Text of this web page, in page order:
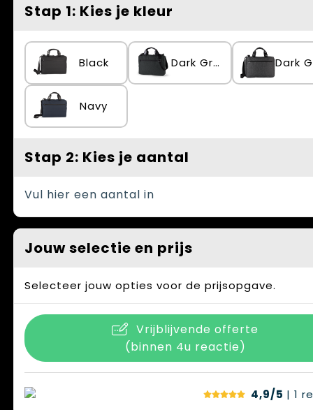
Veiligheid, Auto en Fiets
Waterflesjes
Stap 1: Kies je kleur
Black Dark Grey
Navy
Stap 2: Kies je aantal
Vul hier een aantal in
Jouw selectie en prijs
Selecteer jouw opties voor de prijsopgave.
Vrijblijvende offerte
(binnen 4u reactie)
4,9/5 | 1